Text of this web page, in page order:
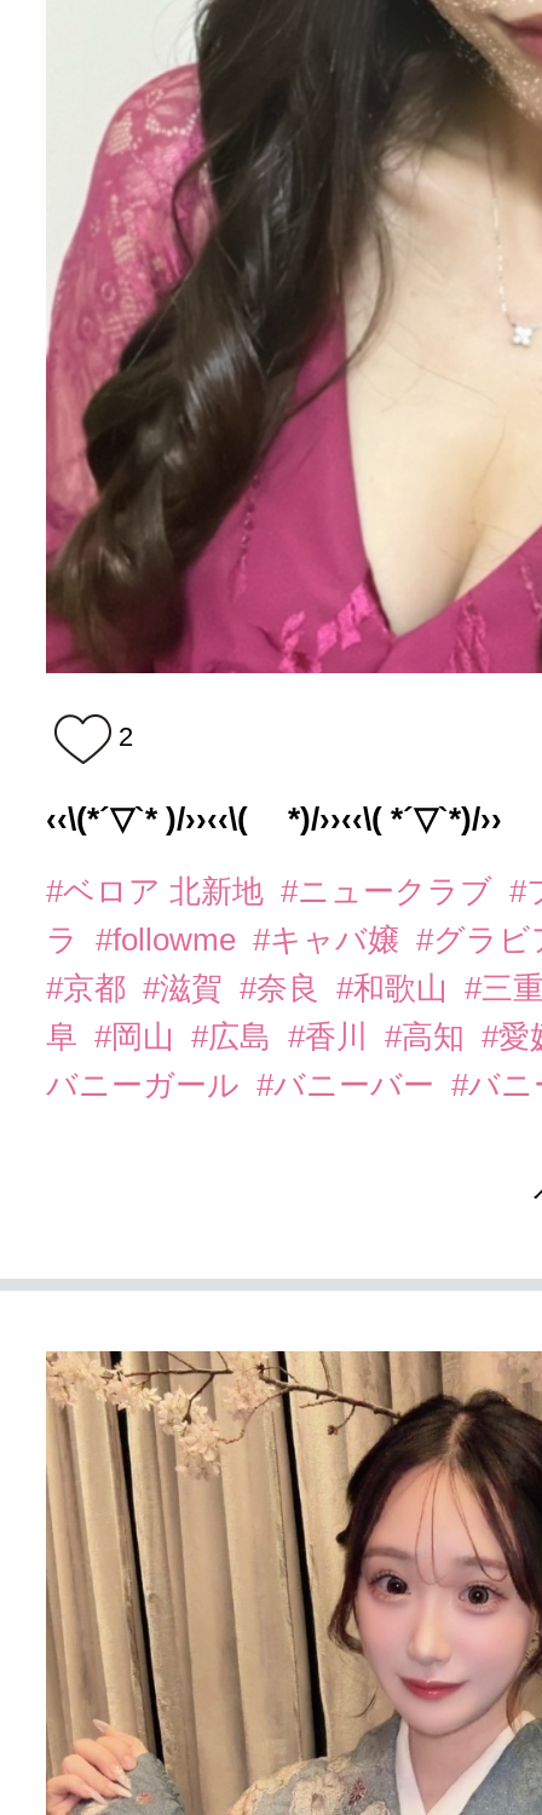
2
‹‹\(*´▽`* )/››‹‹\( *)/››‹‹\( *´▽`*)/››
#ベロア 北新地 #ニュークラブ #
ラ
#followme #キャバ嬢 #グラ
#京都 #滋賀 #奈良 #和歌山
#三
阜 #岡山 #広島 #香川 #高知 #愛
バニーガール #バニーバー #バ